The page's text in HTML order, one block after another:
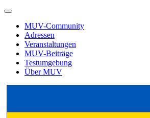
MUV-Community
Adressen
Veranstaltungen
MUV-Beiträge
Testumgebung
Über MUV